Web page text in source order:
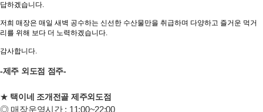
답하겠습니다.
저희 매장은 매일 새벽 공수하는 신선한 수산물만을 취급하며 다양하고 즐거운 먹거
리를 위해 보다 더 노력하겠습니다.
감사합니다.
-제주 외도점 점주-
★ 택이네 조개전골 제주외도점
◎ 매장운영시간 : 11:00~22:00